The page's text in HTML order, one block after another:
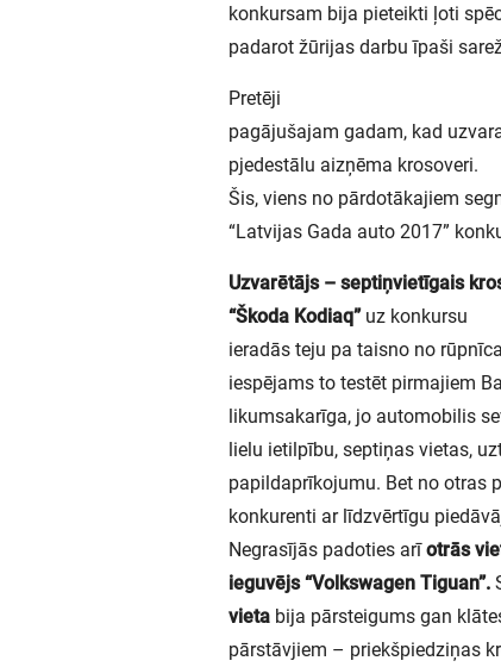
konkursam bija pieteikti ļoti
padarot žūrijas darbu īpaši
Pretēji
pagājušajam gadam, kad
pjedestālu aizņēma krosoveri.
Šis, viens no pārdotākajiem
“Latvijas Gada auto 2017”
Uzvarētājs – septiņvietīgais
“Škoda Kodiaq”uz konkursu
ieradās teju pa taisno no
iespējams to testēt pirmajiem
likumsakarīga, jo automobilis
lielu ietilpību, septiņas vietas,
papildaprīkojumu. Bet no otras
konkurenti ar līdzvērtīgu
Negrasījās padoties arīotrās
ieguvējs “Volkswagen Tiguan”.
vieta bija pārsteigums gan
pārstāvjiem – priekšpiedziņas